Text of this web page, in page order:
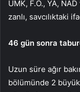
UMK, F.Ö., YA,
zanlı, savcılıktaki
46 gün sonra
Uzun süre ağır
bölümünde 2